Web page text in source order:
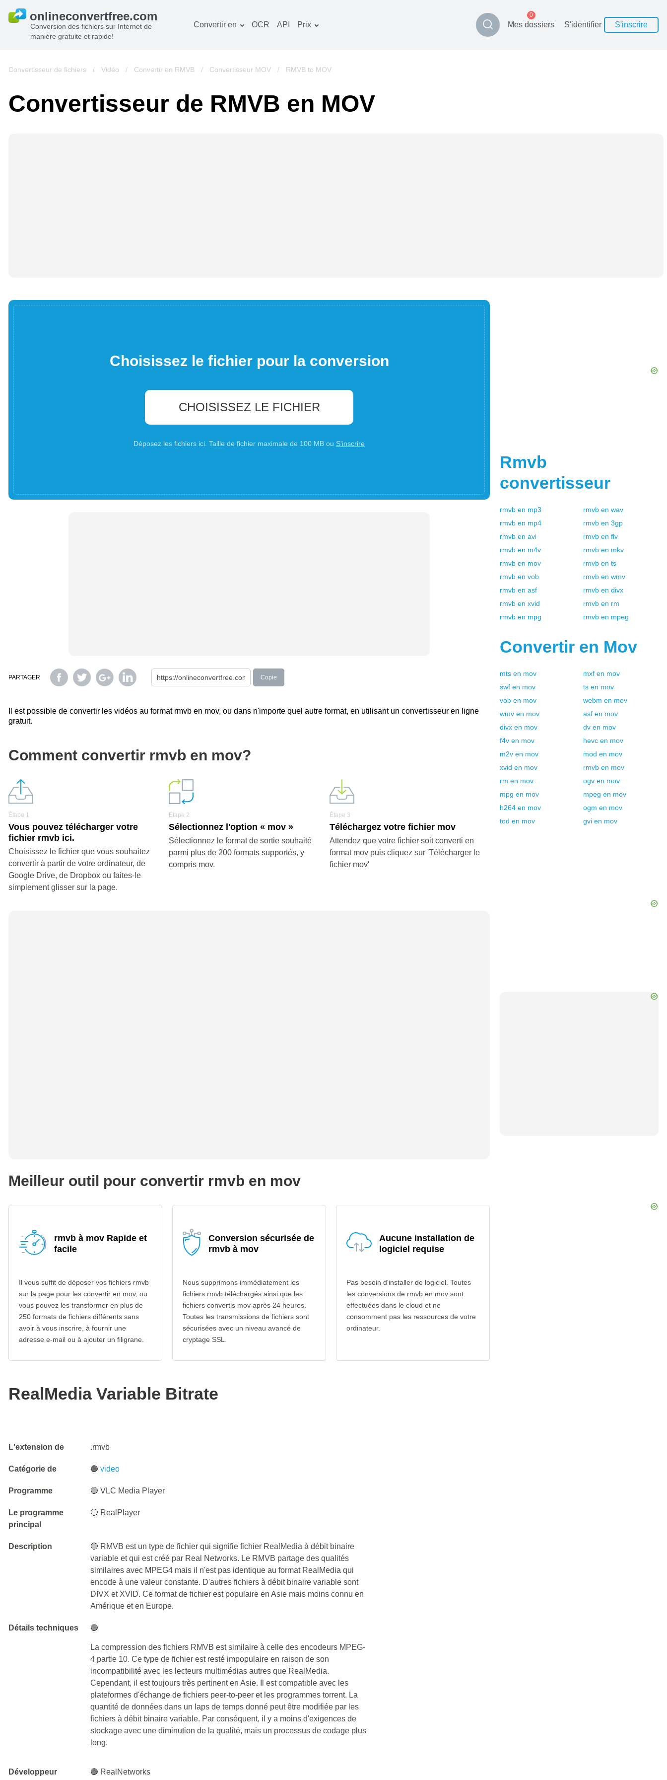
Conversion des fichiers sur Internet de
manière gratuite et rapide!
Convertir en
Image convertisseur
Livres convertisseur
OCR API Prix Mes dossiers
0
S'identifier S'inscrire
Convertisseur de fichiers / Vidéo / Convertir en RMVB / Convertisseur MOV / RMVB to MOV
Convertisseur de RMVB en MOV
Choisissez le fichier pour la conversion
CHOISISSEZ LE FICHIER
Déposez les fichiers ici. Taille de fichier maximale de 100 MB ou S'inscrire
PARTAGER Copie
Il est possible de convertir les vidéos au format rmvb en mov, ou dans n'importe quel autre format, en utilisant un convertisseur en ligne
gratuit.
Comment convertir rmvb en mov?
Étape 1
Vous pouvez télécharger votre
fichier rmvb ici.
Choisissez le fichier que vous souhaitez
convertir à partir de votre ordinateur, de
Google Drive, de Dropbox ou faites-le
simplement glisser sur la page.
Étape 2
Sélectionnez l'option « mov »
Sélectionnez le format de sortie souhaité
parmi plus de 200 formats supportés, y
compris mov.
Étape 3
Téléchargez votre fichier mov
Attendez que votre fichier soit converti en
format mov puis cliquez sur 'Télécharger le
fichier mov'
Meilleur outil pour convertir rmvb en mov
rmvb à mov Rapide et
facile
Il vous suffit de déposer vos fichiers rmvb
sur la page pour les convertir en mov, ou
vous pouvez les transformer en plus de
250 formats de fichiers différents sans
avoir à vous inscrire, à fournir une
adresse e-mail ou à ajouter un filigrane.
Conversion sécurisée de
rmvb à mov
Nous supprimons immédiatement les
fichiers rmvb téléchargés ainsi que les
fichiers convertis mov après 24 heures.
Toutes les transmissions de fichiers sont
sécurisées avec un niveau avancé de
cryptage SSL.
Aucune installation de
logiciel requise
Pas besoin d'installer de logiciel. Toutes
les conversions de rmvb en mov sont
effectuées dans le cloud et ne
consomment pas les ressources de votre
ordinateur.
RealMedia Variable Bitrate
L'extension de .rmvb
Catégorie de 🔵video
Programme 🔵 VLC Media Player
Le programme
principal
🔵 RealPlayer
Description
🔵 RMVB est un type de fichier qui signifie fichier RealMedia à débit binaire
variable et qui est créé par Real Networks. Le RMVB partage des qualités
similaires avec MPEG4 mais il n'est pas identique au format RealMedia qui
encode à une valeur constante. D'autres fichiers à débit binaire variable sont
DIVX et XVID. Ce format de fichier est populaire en Asie mais moins connu en
Amérique et en Europe.
Détails techniques 🔵
La compression des fichiers RMVB est similaire à celle des encodeurs MPEG-
4 partie 10. Ce type de fichier est resté impopulaire en raison de son
incompatibilité avec les lecteurs multimédias autres que RealMedia.
Cependant, il est toujours très pertinent en Asie. Il est compatible avec les
plateformes d'échange de fichiers peer-to-peer et les programmes torrent. La
quantité de données dans un laps de temps donné peut être modifiée par les
fichiers à débit binaire variable. Par conséquent, il y a moins d'exigences de
stockage avec une diminution de la qualité, mais un processus de codage plus
long.
Développeur 🔵 RealNetworks
Rmvb
convertisseur
rmvb en mp3 rmvb en wav
rmvb en mp4 rmvb en 3gp
rmvb en avi rmvb en flv
rmvb en m4v rmvb en mkv
rmvb en mov rmvb en ts
rmvb en vob rmvb en wmv
rmvb en asf rmvb en divx
rmvb en xvid rmvb en rm
rmvb en mpg rmvb en mpeg
Convertir en Mov
mts en mov mxf en mov
swf en mov ts en mov
vob en mov webm en mov
wmv en mov asf en mov
divx en mov dv en mov
f4v en mov hevc en mov
m2v en mov mod en mov
xvid en mov rmvb en mov
rm en mov ogv en mov
mpg en mov mpeg en mov
h264 en mov ogm en mov
tod en mov gvi en mov